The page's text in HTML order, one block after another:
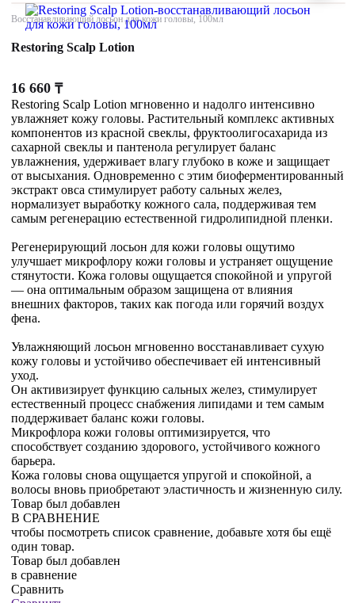
Восстанавливающий лосьон для кожи головы, 100мл
Restoring Scalp Lotion
16 660 ₸
Restoring Scalp Lotion мгновенно и надолго интенсивно
увлажняет кожу головы. Растительный комплекс активных
компонентов из красной свеклы, фруктоолигосахарида из
сахарной свеклы и пантенола регулирует баланс
увлажнения, удерживает влагу глубоко в коже и защищает
от высыхания. Одновременно с этим биоферментированный
экстракт овса стимулирует работу сальных желез,
нормализует выработку кожного сала, поддерживая тем
самым регенерацию естественной гидролипидной пленки.
Регенерирующий лосьон для кожи головы ощутимо
улучшает микрофлору кожи головы и устраняет ощущение
стянутости. Кожа головы ощущается спокойной и упругой
— она оптимальным образом защищена от влияния
внешних факторов, таких как погода или горячий воздух
фена.
Увлажняющий лосьон мгновенно восстанавливает сухую
кожу головы и устойчиво обеспечивает ей интенсивный
уход.
Он активизирует функцию сальных желез, стимулирует
естественный процесс снабжения липидами и тем самым
поддерживает баланс кожи головы.
Микрофлора кожи головы оптимизируется, что
способствует созданию здорового, устойчивого кожного
барьера.
Кожа головы снова ощущается упругой и спокойной, а
волосы вновь приобретают эластичность и жизненную силу.
Товар был добавлен
В СРАВНЕНИЕ
чтобы посмотреть список сравнение, добавьте хотя бы ещё
один товар.
Товар был добавлен
в сравнение
Сравнить